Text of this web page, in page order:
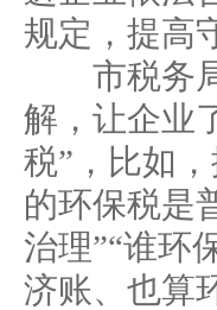
规定，提高
市税务局
解，让企业
税”，比如
的环保税是
治理”“谁环
济账、也算